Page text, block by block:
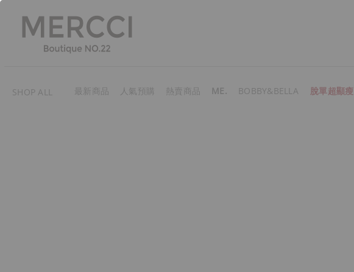
SHOP ALL 最新商品 人氣預購 熱賣商品 ME. BOBBY&BELLA 脫單超顯瘦